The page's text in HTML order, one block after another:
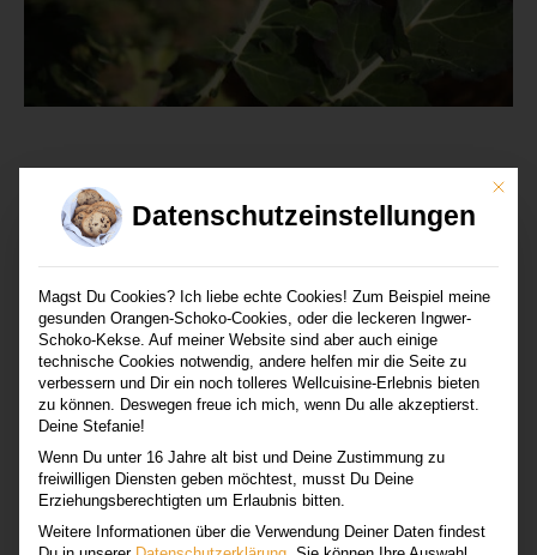
Schreibe einen Kommentar
Deine E-Mail-Adresse wird nicht veröffentlicht.
Erforderliche Felder sind mit*markiert
Kommentar
Mit
Datenschutzeinstellungen
Magst Du Cookies? Ich liebe echte Cookies! Zum Beispiel meine
gesunden Orangen-Schoko-Cookies, oder die leckeren Ingwer-
Schoko-Kekse. Auf meiner Website sind aber auch einige
technische Cookies notwendig, andere helfen mir die Seite zu
verbessern und Dir ein noch tolleres Wellcuisine-Erlebnis bieten
zu können. Deswegen freue ich mich, wenn Du alle akzeptierst.
Deine Stefanie!
Wenn Du unter 16 Jahre alt bist und Deine Zustimmung zu
freiwilligen Diensten geben möchtest, musst Du Deine
Erziehungsberechtigten um Erlaubnis bitten.
Weitere Informationen über die Verwendung Deiner Daten findest